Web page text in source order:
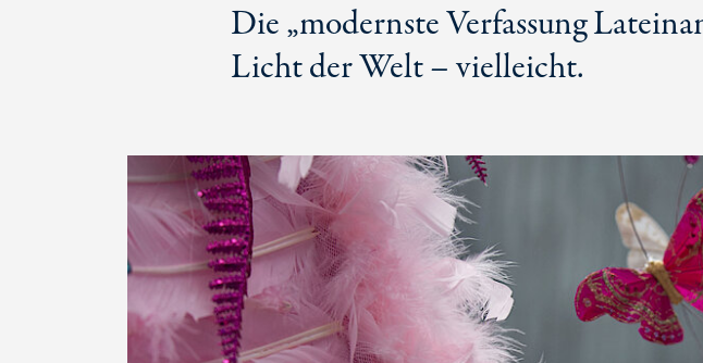
Die „modernste Verfassung
Licht der Welt – vielleicht.